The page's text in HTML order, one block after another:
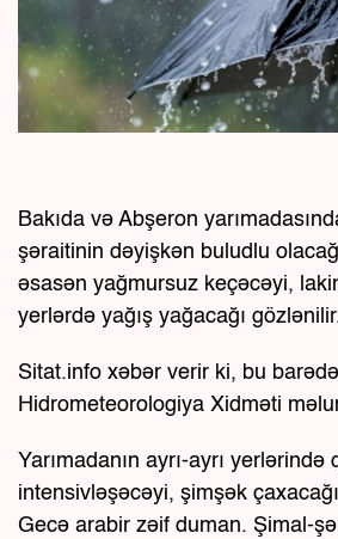
Bakıda və Abşeron
şəraitinin dəyişkən buludlu
əsasən yağmursuz keçəcəyi,
yerlərdə yağış yağacağı
Sitat.info xəbər verir ki, bu
Hidrometeorologiya Xidməti
Yarımadanın ayrı-ayrı yerlərində
intensivləşəcəyi, şimşək
Gecə arabir zəif duman. Şimal-